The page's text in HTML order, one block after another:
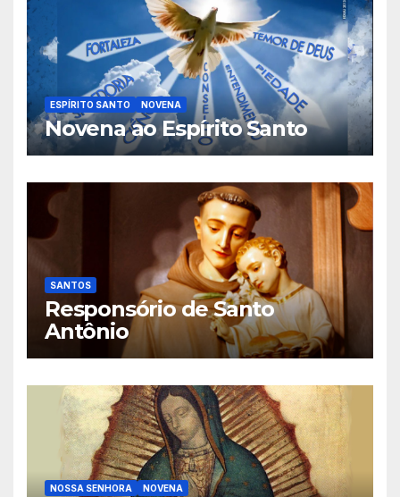
ESPÍRITO SANTO NOVENA
Novena ao Espírito Santo
SANTOS
Responsório de Santo
Antônio
NOSSA SENHORA NOVENA